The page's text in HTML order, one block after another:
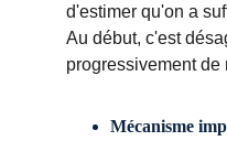
d'estimer qu'on a
Au début, c'est
progressivement de
Mécanisme